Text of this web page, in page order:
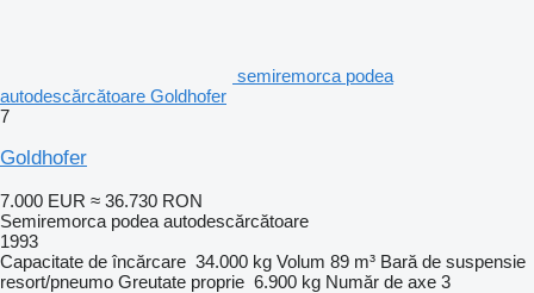
semiremorca podea
autodescărcătoare Goldhofer
7
Goldhofer
7.000 EUR ≈ 36.730 RON
Semiremorca podea autodescărcătoare
1993
Capacitate de încărcare 34.000 kg Volum 89 m³ Bară de suspensie
resort/pneumo Greutate proprie 6.900 kg Număr de axe 3